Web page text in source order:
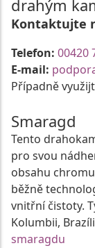
drahým
Kontaktujte
Telefon: 00420
E-mail:
Případně
Smaragd
Tento
pro svou
obsahu
běžně
vnitřní čistoty.
Kolumbii,
smaragdu